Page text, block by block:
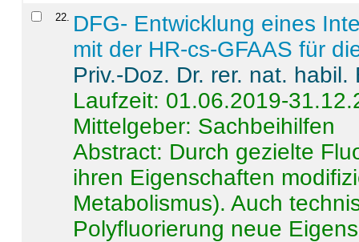
22
DFG- Entwicklung eines
mit der HR-cs-GFAAS für
Priv.-Doz. Dr. rer. nat.
Laufzeit: 01.06.2019-
Mittelgeber: Sachbeihilfen
Abstract: Durch gezielte
ihren Eigenschaften
Metabolismus). Auch
Polyfluorierung neue